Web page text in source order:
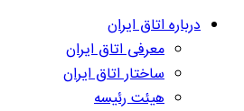
درباره اتاق ایران
معرفی اتاق ایران
ساختار اتاق ایران
هیئت رئیسه